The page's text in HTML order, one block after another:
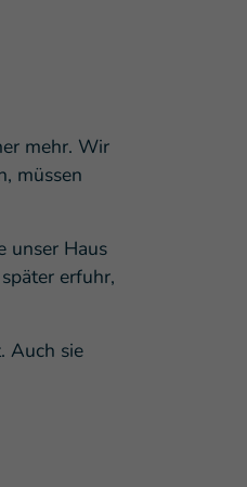
mehr. Wir
müssen
unser Haus
erfuhr,
Auch sie